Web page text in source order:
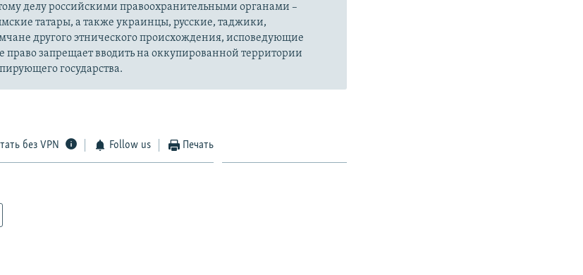
делу российскими правоохранительными органами –
татары, а также украинцы, русские, таджики,
другого этнического происхождения, исповедующие
запрещает вводить на оккупированной территории
государства.
без VPN Follow us Печать